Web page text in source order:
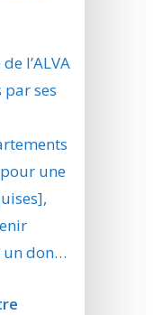
l’ALVA
par ses
une
un don…